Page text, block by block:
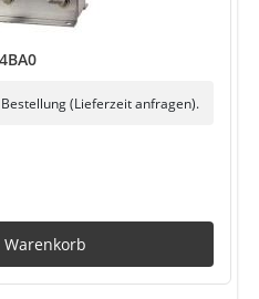
(Lieferzeit anfragen).